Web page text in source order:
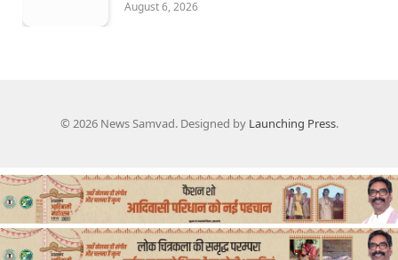
August 6, 2026
© 2026 News Samvad. Designed by Launching Press.